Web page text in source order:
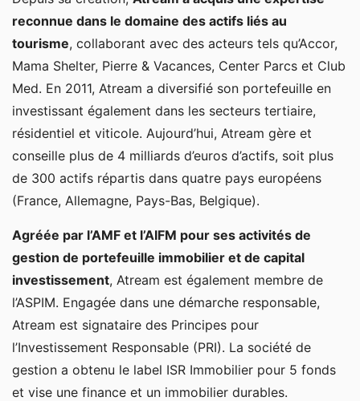
reconnue dans le domaine des actifs liés au
tourisme, collaborant avec des acteurs tels qu’Accor,
Mama Shelter, Pierre & Vacances, Center Parcs et Club
Med. En 2011, Atream a diversifié son portefeuille en
investissant également dans les secteurs tertiaire,
résidentiel et viticole. Aujourd’hui, Atream gère et
conseille plus de 4 milliards d’euros d’actifs, soit plus
de 300 actifs répartis dans quatre pays européens
(France, Allemagne, Pays-Bas, Belgique).
Agréée par l’AMF et l’AIFM pour ses activités de
gestion de portefeuille immobilier et de capital
investissement, Atream est également membre de
l’ASPIM. Engagée dans une démarche responsable,
Atream est signataire des Principes pour
l’Investissement Responsable (PRI). La société de
gestion a obtenu le label ISR Immobilier pour 5 fonds
et vise une finance et un immobilier durables.